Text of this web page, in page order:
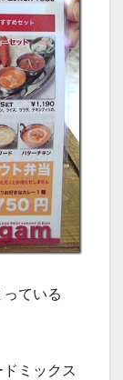
ている
ミックス